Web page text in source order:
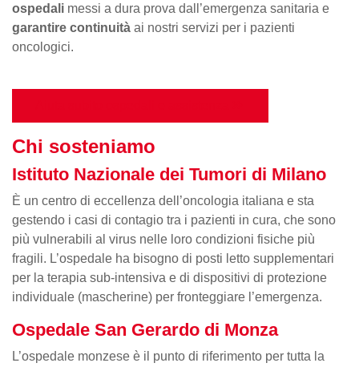
ospedali messi a dura prova dall’emergenza sanitaria e
garantire continuità ai nostri servizi per i pazienti
oncologici.
Chi sosteniamo
Istituto Nazionale dei Tumori di Milano
È un centro di eccellenza dell’oncologia italiana e sta
gestendo i casi di contagio tra i pazienti in cura, che sono
più vulnerabili al virus nelle loro condizioni fisiche più
fragili. L’ospedale ha bisogno di posti letto supplementari
per la terapia sub-intensiva e di dispositivi di protezione
individuale (mascherine) per fronteggiare l’emergenza.
Ospedale San Gerardo di Monza
L’ospedale monzese è il punto di riferimento per tutta la